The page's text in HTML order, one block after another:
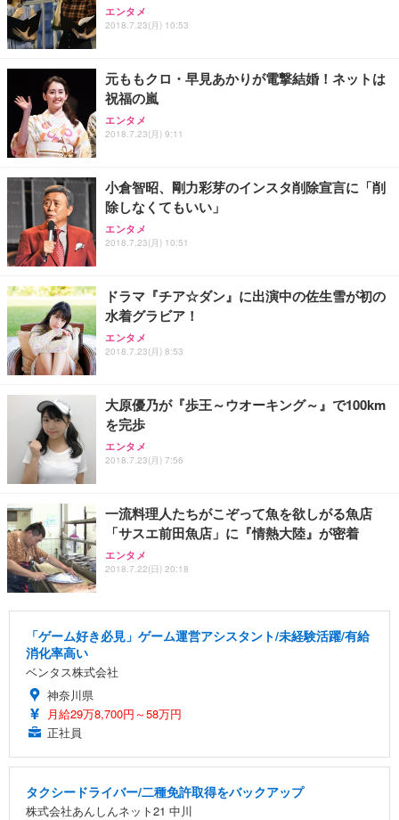
エンタメ
2018.7.23(月) 10:53
元ももクロ・早見あかりが電撃結婚！ネットは
祝福の嵐
エンタメ
2018.7.23(月) 9:11
小倉智昭、剛力彩芽のインスタ削除宣言に「削
除しなくてもいい」
エンタメ
2018.7.23(月) 10:51
ドラマ『チア☆ダン』に出演中の佐生雪が初の
水着グラビア！
エンタメ
2018.7.23(月) 8:53
大原優乃が『歩王～ウオーキング～』で100km
を完歩
エンタメ
2018.7.23(月) 7:56
一流料理人たちがこぞって魚を欲しがる魚店
「サスエ前田魚店」に『情熱大陸』が密着
エンタメ
2018.7.22(日) 20:18
「ゲーム好き必見」ゲーム運営アシスタント/未経験活躍/有給
消化率高い
ベンタス株式会社
神奈川県
月給29万8,700円～58万円
正社員
タクシードライバー/二種免許取得をバックアップ
株式会社あんしんネット21 中川